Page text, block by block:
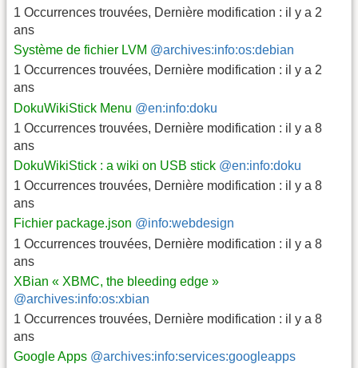
1 Occurrences trouvées, Dernière modification : il y a 2
ans
Système de fichier LVM @archives:info:os:debian
1 Occurrences trouvées, Dernière modification : il y a 2
ans
DokuWikiStick Menu @en:info:doku
1 Occurrences trouvées, Dernière modification : il y a 8
ans
DokuWikiStick : a wiki on USB stick @en:info:doku
1 Occurrences trouvées, Dernière modification : il y a 8
ans
Fichier package.json @info:webdesign
1 Occurrences trouvées, Dernière modification : il y a 8
ans
XBian « XBMC, the bleeding edge »
@archives:info:os:xbian
1 Occurrences trouvées, Dernière modification : il y a 8
ans
Google Apps @archives:info:services:googleapps